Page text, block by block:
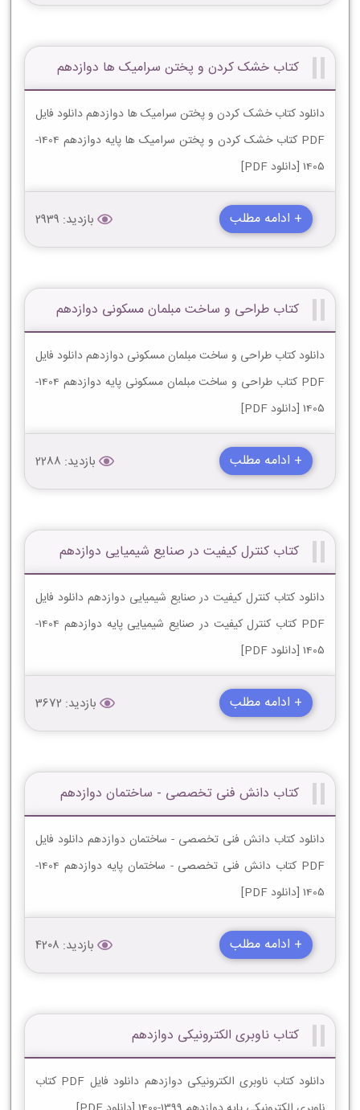
کتاب خشک کردن و پختن سرامیک ها دوازدهم
دانلود کتاب خشک کردن و پختن سرامیک ها دوازدهم دانلود فایل
PDF کتاب خشک کردن و پختن سرامیک ها پایه دوازدهم 1404-
1405 [دانلود PDF]
+ ادامه مطلب بازدید: 2939
کتاب طراحی و ساخت مبلمان مسکونی دوازدهم
دانلود کتاب طراحی و ساخت مبلمان مسکونی دوازدهم دانلود فایل
PDF کتاب طراحی و ساخت مبلمان مسکونی پایه دوازدهم 1404-
1405 [دانلود PDF]
+ ادامه مطلب بازدید: 2288
کتاب کنترل کیفیت در صنایع شیمیایی دوازدهم
دانلود کتاب کنترل کیفیت در صنایع شیمیایی دوازدهم دانلود فایل
PDF کتاب کنترل کیفیت در صنایع شیمیایی پایه دوازدهم 1404-
1405 [دانلود PDF]
+ ادامه مطلب بازدید: 3672
کتاب دانش فنی تخصصی - ساختمان دوازدهم
دانلود کتاب دانش فنی تخصصی - ساختمان دوازدهم دانلود فایل
PDF کتاب دانش فنی تخصصی - ساختمان پایه دوازدهم 1404-
1405 [دانلود PDF]
+ ادامه مطلب بازدید: 4208
کتاب ناوبری الکترونیکی دوازدهم
دانلود کتاب ناوبری الکترونیکی دوازدهم دانلود فایل PDF کتاب